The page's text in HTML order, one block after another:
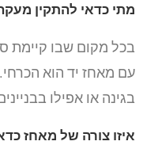
מתי כדאי להתקין
בכל מקום שבו קיימת
עם מאחז יד הוא
בגינה או אפילו
איזו צורה של מאחז